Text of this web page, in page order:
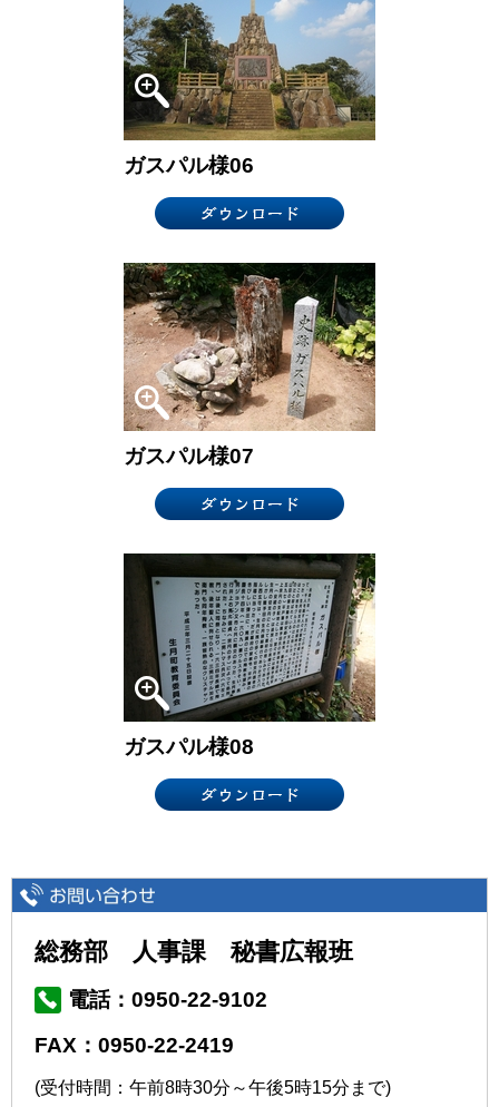
ガスパル様06
ガスパル様07
ガスパル様08
総務部 人事課 秘書広報班
電話：0950-22-9102
FAX：0950-22-2419
(受付時間：午前8時30分～午後5時15分まで)